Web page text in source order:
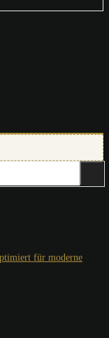
für moderne